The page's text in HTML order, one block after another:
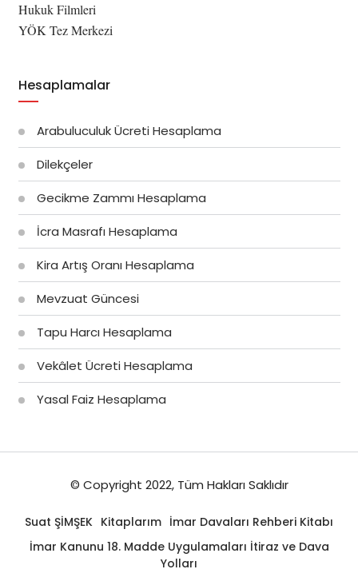
Hukuk Filmleri
YÖK Tez Merkezi
Hesaplamalar
Arabuluculuk Ücreti Hesaplama
Dilekçeler
Gecikme Zammı Hesaplama
İcra Masrafı Hesaplama
Kira Artış Oranı Hesaplama
Mevzuat Güncesi
Tapu Harcı Hesaplama
Vekâlet Ücreti Hesaplama
Yasal Faiz Hesaplama
© Copyright 2022, Tüm Hakları Saklıdır
Suat ŞİMŞEK Kitaplarım İmar Davaları Rehberi Kitabı
İmar Kanunu 18. Madde Uygulamaları İtiraz ve Dava
Yolları